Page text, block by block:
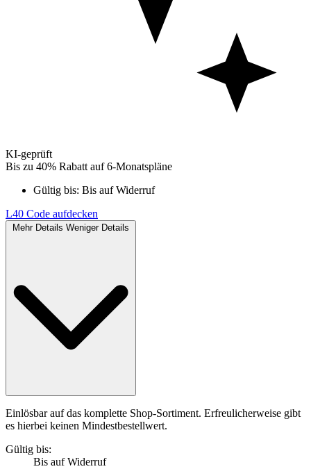
KI-geprüft
Bis zu 40% Rabatt auf 6-Monatspläne
Gültig bis: Bis auf Widerruf
L40 Code aufdecken
Mehr Details Weniger Details
Einlösbar auf das komplette Shop-Sortiment. Erfreulicherweise gibt
es hierbei keinen Mindestbestellwert.
Gültig bis:
Bis auf Widerruf